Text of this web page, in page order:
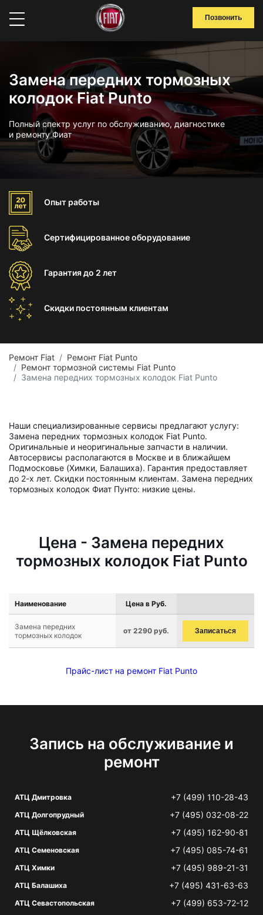
Позвонить
Замена передних тормозных
колодок Fiat Punto
Полный спектр услуг по обслуживанию, диагностике
и ремонту Фиат
Опыт работы
Сертифицированноеоборудование
Гарантиядо 2 лет
Скидки постоянным клиентам
Ремонт Fiat
Ремонт Fiat Punto
Ремонт тормозной системы Fiat Punto
Замена передних тормозных колодок Fiat Punto
Наши специализированные сервисы предлагают услугу:
Замена передних тормозных колодок Fiat Punto.
Оригинальные и неоригинальные запчасти в наличии.
Автосервисы располагаются в Москве и в ближайшем
Подмосковье (Химки, Балашиха). Гарантия предоставляет
до 2-х лет. Скидки постоянным клиентам. Замена передних
тормозных колодок Фиат Пунто: низкие цены.
Цена - Замена передних
тормозных колодок Fiat Punto
Наименование Цена в Руб.
Замена передних
тормозных колодок
от 2290 руб. Записаться
Прайс-лист на ремонт Fiat Punto
Запись на обслуживание и
ремонт
АТЦ Дмитровка +7 (499) 110-28-43
АТЦ Долгопрудный +7 (495) 032-08-22
АТЦ Щёлковская +7 (495) 162-90-81
АТЦ Семеновская +7 (495) 085-74-61
АТЦ Химки +7 (495) 989-21-31
АТЦ Балашиха +7 (495) 431-63-63
АТЦ Севастопольская +7 (499) 653-72-12